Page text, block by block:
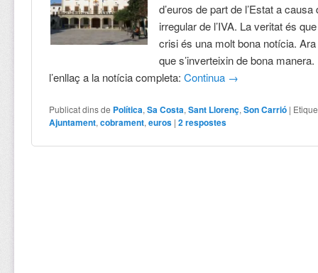
d’euros de part de l’Estat a
irregular de l’IVA. La veritat és
crisi és una molt bona notícia.
que s’inverteixin de bona
l’enllaç a la notícia completa:Continua →
Publicat dins de Política,Sa Costa,Sant Llorenç,Son Carrió |
Ajuntament,cobrament,euros |2respostes